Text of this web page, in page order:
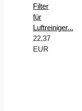
Filter
für
Luftreiniger...
22,37
EUR